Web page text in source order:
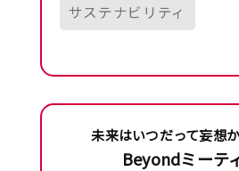
サステナビリティ
未来はいつだって妄想
Beyondミーテ